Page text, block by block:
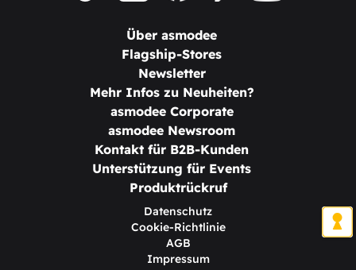
Über asmodee
Flagship-Stores
Newsletter
Mehr Infos zu Neuheiten?
asmodee Corporate
asmodee Newsroom
Kontakt für B2B-Kunden
Unterstützung für Events
Produktrückruf
Datenschutz
Cookie-Richtlinie
AGB
Impressum